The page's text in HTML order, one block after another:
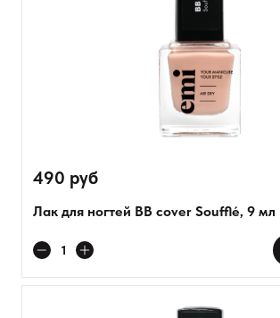
490 руб
Лак для ногтей BB cover Soufflé, 9 мл